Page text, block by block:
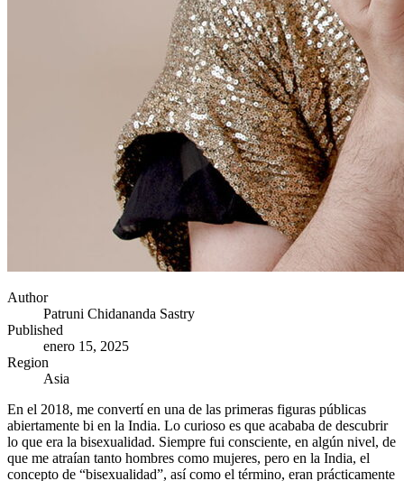
Author
Patruni Chidananda Sastry
Published
enero 15, 2025
Region
Asia
En el 2018, me convertí en una de las primeras figuras públicas
abiertamente bi en la India. Lo curioso es que acababa de descubrir
lo que era la bisexualidad. Siempre fui consciente, en algún nivel, de
que me atraían tanto hombres como mujeres, pero en la India, el
concepto de “bisexualidad”, así como el término, eran prácticamente